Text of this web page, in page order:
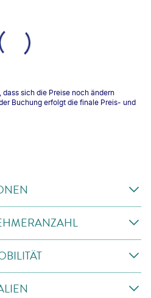
dass sich die Preise noch ändern
Buchung erfolgt die finale Preis- und